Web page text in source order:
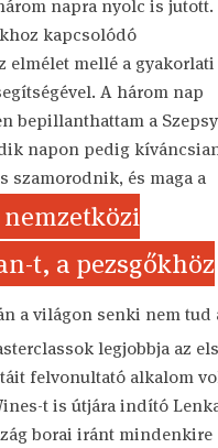
napra nyolc is jutott.
kapcsolódó
elmélet mellé a gyakorlati
A három nap
bepillanthattam a Szepsy
napon pedig
szamorodnik, és maga a
t, a pezsgőkhöz
a világon senki nem tud
legjobbja az
felvonultató alkalom
t is útjára indító
borai iránt mindenkire